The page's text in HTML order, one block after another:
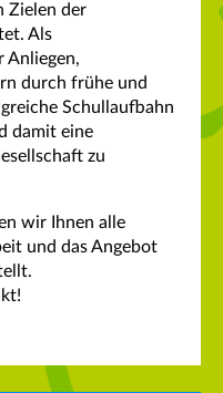
Zielen der
Als
Anliegen,
durch frühe und
Schullaufbahn
damit eine
zu
wir Ihnen alle
und das Angebot